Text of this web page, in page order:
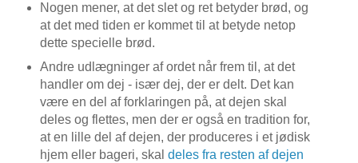
Nogen mener, at det slet og ret betyder brød, og
at det med tiden er kommet til at betyde netop
dette specielle brød.
Andre udlægninger af ordet når frem til, at det
handler om dej - især dej, der er delt. Det kan
være en del af forklaringen på, at dejen skal
deles og flettes, men der er også en tradition for,
at en lille del af dejen, der produceres i et jødisk
hjem eller bageri, skal deles fra resten af dejen